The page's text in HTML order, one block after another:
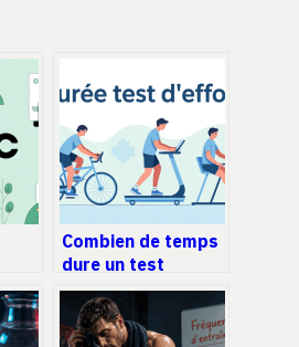
Combien de temps
dure un test
d’effort ? durée,
étapes et repères
utiles